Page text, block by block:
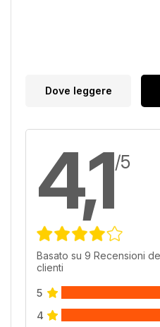
Dove leggere
4,1/5
Basato su 9 Recensioni
clienti
5
4